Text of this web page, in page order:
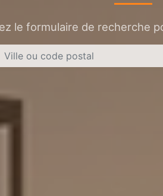
le formulaire de recherche